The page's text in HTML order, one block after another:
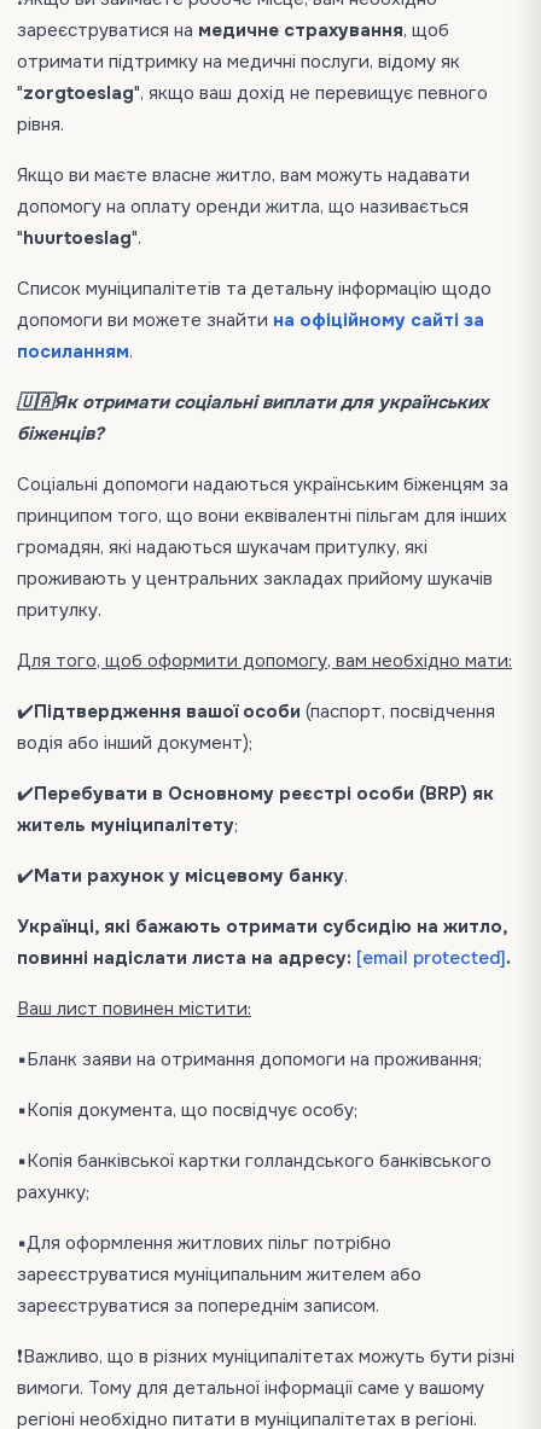
зареєструватися на медичне страхування, щоб
отримати підтримку на медичні послуги, відому як
"zorgtoeslag", якщо ваш дохід не перевищує певного
рівня.
Якщо ви маєте власне житло, вам можуть надавати
допомогу на оплату оренди житла, що називається
"huurtoeslag".
Список муніципалітетів та детальну інформацію щодо
допомоги ви можете знайти на офіційному сайті за
посиланням.
🇺🇦Як отримати соціальні виплати для українських
біженців?
Соціальні допомоги надаються українським біженцям за
принципом того, що вони еквівалентні пільгам для інших
громадян, які надаються шукачам притулку, які
проживають у центральних закладах прийому шукачів
притулку.
Для того, щоб оформити допомогу, вам необхідно мати:
✔️Підтвердження вашої особи (паспорт, посвідчення
водія або інший документ);
✔️Перебувати в Основному реєстрі особи (BRP) як
житель муніципалітету;
✔️Мати рахунок у місцевому банку.
Українці, які бажають отримати субсидію на житло,
повинні надіслати листа на адресу: [email protected].
Ваш лист повинен містити:
▪️Бланк заяви на отримання допомоги на проживання;
▪️Копія документа, що посвідчує особу;
▪️Копія банківської картки голландського банківського
рахунку;
▪️Для оформлення житлових пільг потрібно
зареєструватися муніципальним жителем або
зареєструватися за попереднім записом.
❗️Важливо, що в різних муніципалітетах можуть бути різні
вимоги. Тому для детальної інформації саме у вашому
регіоні необхідно питати в муніципалітетах в регіоні.